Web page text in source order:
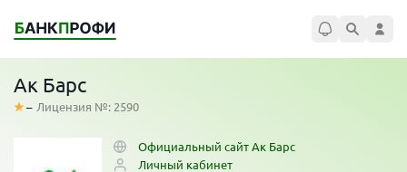
Ак Барс
– Лицензия №: 2590
Официальный сайт Ак Барс
Личный кабинет